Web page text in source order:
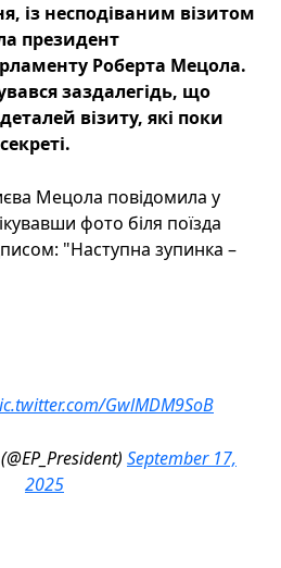
із несподіваним візитом
президент
Роберта Мецола.
заздалегідь, що
візиту, які поки
Мецола повідомила у
фото біля поїзда
"Наступна зупинка –
GwlMDM9SoB
September 17,
2025